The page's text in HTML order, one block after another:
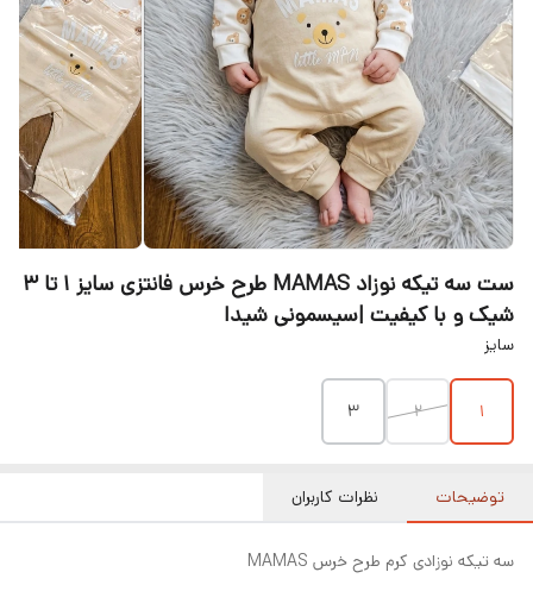
ست سه تیکه نوزاد MAMAS طرح خرس فانتزی سایز ۱ تا ۳
شیک و با کیفیت |سیسمونی شیدا
سایز
۱ ۲ ۳
توضیحات نظرات کاربران
سه تیکه نوزادی کرم طرح خرس MAMAS